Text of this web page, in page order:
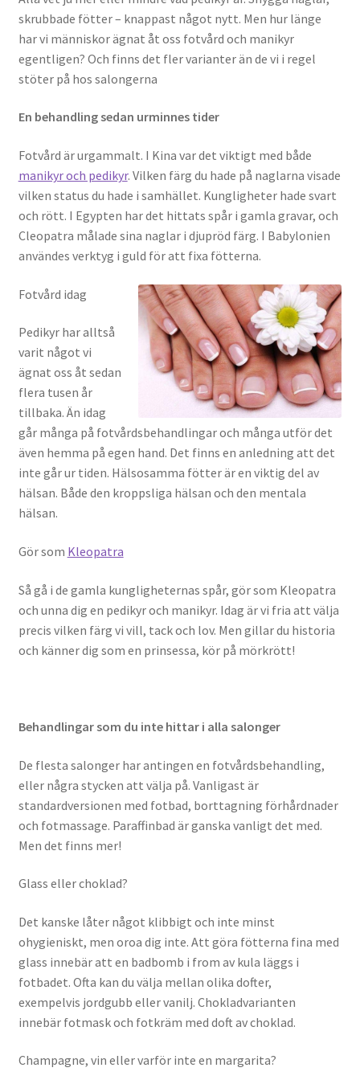
Utländska casino – fördelar och nackdelar
Utländska casinon utan spellicens
Vad en flyttfirma hjälper till med
skrubbade fötter – knappast något nytt. Men hur länge
har vi människor ägnat åt oss fotvård och manikyr
egentligen? Och finns det fler varianter än de vi i regel
stöter på hos salongerna
En behandling sedan urminnes tider
Fotvård är urgammalt. I Kina var det viktigt med både
manikyr och pedikyr. Vilken färg du hade på naglarna visade
vilken status du hade i samhället. Kungligheter hade svart
och rött. I Egypten har det hittats spår i gamla gravar, och
Cleopatra målade sina naglar i djupröd färg. I Babylonien
användes verktyg i guld för att fixa fötterna.
Fotvård idag
Pedikyr har alltså
varit något vi
ägnat oss åt sedan
flera tusen år
tillbaka. Än idag
går många på fotvårdsbehandlingar och många utför det
även hemma på egen hand. Det finns en anledning att det
inte går ur tiden. Hälsosamma fötter är en viktig del av
hälsan. Både den kroppsliga hälsan och den mentala
hälsan.
Gör som Kleopatra
Så gå i de gamla kungligheternas spår, gör som Kleopatra
och unna dig en pedikyr och manikyr. Idag är vi fria att välja
precis vilken färg vi vill, tack och lov. Men gillar du historia
och känner dig som en prinsessa, kör på mörkrött!
Behandlingar som du inte hittar i alla salonger
De flesta salonger har antingen en fotvårdsbehandling,
eller några stycken att välja på. Vanligast är
standardversionen med fotbad, borttagning förhårdnader
och fotmassage. Paraffinbad är ganska vanligt det med.
Men det finns mer!
Glass eller choklad?
Det kanske låter något klibbigt och inte minst
ohygieniskt, men oroa dig inte. Att göra fötterna fina med
glass innebär att en badbomb i from av kula läggs i
fotbadet. Ofta kan du välja mellan olika dofter,
exempelvis jordgubb eller vanilj. Chokladvarianten
innebär fotmask och fotkräm med doft av choklad.
Champagne, vin eller varför inte en margarita?